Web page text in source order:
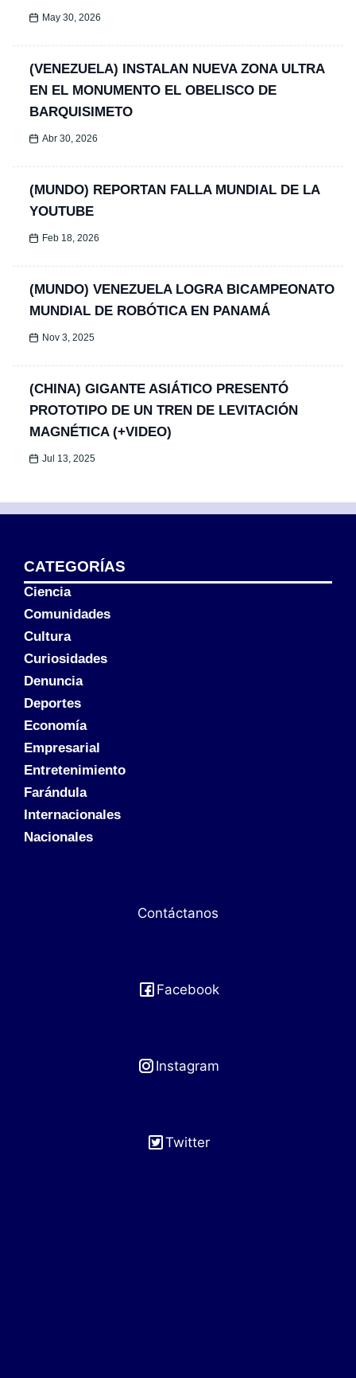
May 30, 2026
(VENEZUELA) INSTALAN NUEVA ZONA ULTRA
EN EL MONUMENTO EL OBELISCO DE
BARQUISIMETO
Abr 30, 2026
(MUNDO) REPORTAN FALLA MUNDIAL DE LA
YOUTUBE
Feb 18, 2026
(MUNDO) VENEZUELA LOGRA BICAMPEONATO
MUNDIAL DE ROBÓTICA EN PANAMÁ
Nov 3, 2025
(CHINA) GIGANTE ASIÁTICO PRESENTÓ
PROTOTIPO DE UN TREN DE LEVITACIÓN
MAGNÉTICA (+VIDEO)
Jul 13, 2025
CATEGORÍAS
Ciencia
Comunidades
Cultura
Curiosidades
Denuncia
Deportes
Economía
Empresarial
Entretenimiento
Farándula
Internacionales
Nacionales
Contáctanos
Facebook
Instagram
Twitter